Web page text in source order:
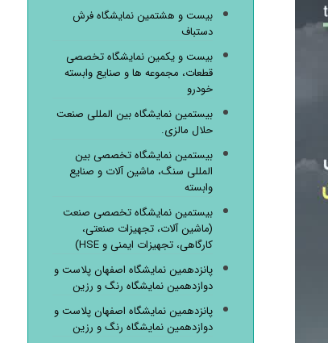
بیست و هشتمین نمایشگاه فرش
دستباف
بیست و یکمین نمایشگاه تخصصی
قطعات، مجموعه ها و صنایع وابسته
خودرو
بیستمین نمایشگاه بین المللی صنعت
حلال مالزی.
بیستمین نمایشگاه تخصصی بین
المللی سنگ، ماشین آلات و صنایع
وابسته
بیستمین نمایشگاه تخصصی صنعت
(ماشین آلات، تجهیزات صنعتی،
کارگاهی، تجهیزات ایمنی و HSE)
پانزدهمین نمایشگاه اصفهان پلاست و
دوازدهمین نمایشگاه رنگ و رزین
پانزدهمین نمایشگاه اصفهان پلاست و
دوازدهمین نمایشگاه رنگ و رزین